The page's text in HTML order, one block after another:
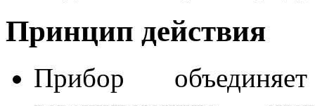
Принцип действия
Прибор